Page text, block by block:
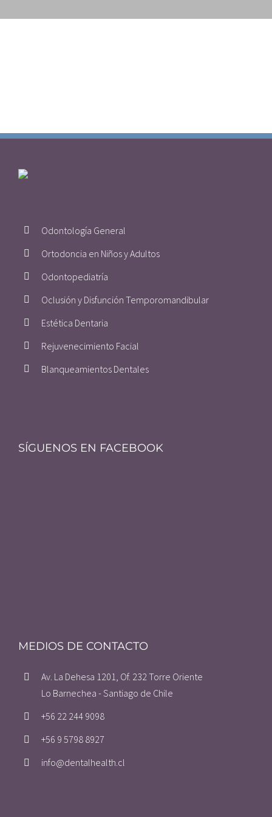
Odontología General
Ortodoncia en Niños y Adultos
Odontopediatría
Oclusión y Disfunción Temporomandibular
Estética Dentaria
Rejuvenecimiento Facial
Blanqueamientos Dentales
SÍGUENOS EN FACEBOOK
MEDIOS DE CONTACTO
Av. La Dehesa 1201, Of. 232 Torre Oriente
Lo Barnechea - Santiago de Chile
+56 22 244 9098
+56 9 5798 8927
info@dentalhealth.cl